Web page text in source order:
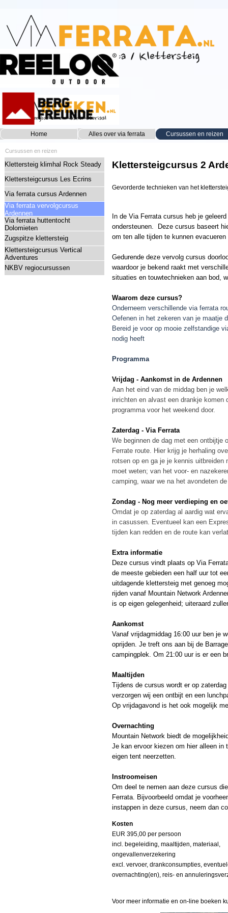
Home Alles over via ferrata ▼
Cursussen en reizen
Cursussen en reizen
Klettersteig klimhal Rock Steady
Klettersteigcursus Les Ecrins
Via ferrata cursus Ardennen
Via ferrata vervolgcursus
Ardennen
Via ferrata huttentocht
Dolomieten
Zugspitze klettersteig
Klettersteigcursus Vertical
Adventures
NKBV regiocursussen
Klettersteigcursus 2
Gevorderde technieken van het
In de Via Ferrata cursus heb je
ondersteunen. Deze cursus baseert
om ten alle tijden te kunnen evacueren
Gedurende deze vervolg cursus
waardoor je bekend raakt met
situaties en touwtechnieken aan bod,
Waarom deze cursus?
Onderneem verschillende via ferrata
Oefenen in het zekeren van je maatje
Bereid je voor op mooie zelfstandige
nodig heeft
Programma
Vrijdag - Aankomst in de Ardennen
Aan het eind van de middag ben je
inrichten en alvast een drankje komen
programma voor het weekend door.
Zaterdag - Via Ferrata
We beginnen de dag met een ontbijtje
Ferrate route. Hier krijg je herhaling
rotsen op en ga je je kennis
moet weten; van het voor- en
camping, waar we na het avondeten
Zondag - Nog meer verdieping en
Omdat je op zaterdag al aardig wat
in casussen. Eventueel kan een
tijden kan redden en de route kan
Extra informatie
Deze cursus vindt plaats op Via
de meeste gebieden een half uur tot
uitdagende klettersteig met genoeg
rijden vanaf Mountain Network
is op eigen gelegenheid; uiteraard
Aankomst
Vanaf vrijdagmiddag 16:00 uur ben je
oprijden. Je treft ons aan bij de
campingplek. Om 21:00 uur is er een
Maaltijden
Tijdens de cursus wordt er op
verzorgen wij een ontbijt en een
Op vrijdagavond is het ook mogelijk
Overnachting
Mountain Network biedt de
Je kan ervoor kiezen om hier alleen
eigen tent neerzetten.
Instroomeisen
Om deel te nemen aan deze cursus
Ferrata. Bijvoorbeeld omdat je
instappen in deze cursus, neem dan
Kosten
EUR 395,00 per persoon
incl. begeleiding, maaltijden, materiaal,
ongevallenverzekering
excl. vervoer, drankconsumpties,
overnachting(en), reis- en
Voor meer informatie en on-line boeken